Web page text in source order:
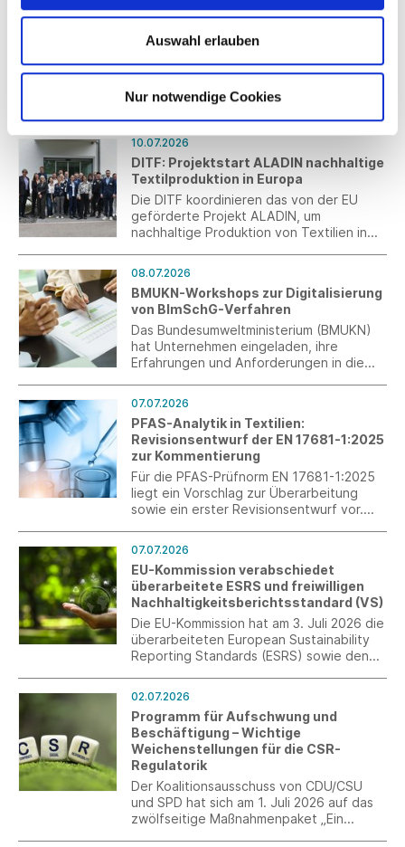
Auswahl erlauben
Nur notwendige Cookies
Frankreich veröffentlicht FAQ zur
Umsetzung des nationalen PFAS-
Verbots
Die französischen Behörden haben
Umsetzung des nationalen PFAS-Verbots
veröffentlicht. Die FAQ behandeln u. a.
den Anwendungsbereich, die
Grenzwerte, analytische Fragen,
Ausnahmen für Recyclingmaterialien
sowie den Umgang mit Lagerbeständen.
10.07.2026
DITF: Projektstart ALADIN nachhaltige
Textilproduktion in Europa
Die DITF koordinieren das von der EU
geförderte Projekt ALADIN, um
nachhaltige Produktion von Textilien in
08.07.2026
BMUKN-Workshops zur Digitalisierung
von BImSchG-Verfahren
Das Bundesumweltministerium (BMUKN)
hat Unternehmen eingeladen, ihre
Erfahrungen und Anforderungen in die
07.07.2026
PFAS-Analytik in Textilien:
Revisionsentwurf der EN 17681-1:2025
zur Kommentierung
Für die PFAS-Prüfnorm EN 17681-1:2025
liegt ein Vorschlag zur Überarbeitung
sowie ein erster Revisionsentwurf vor.
und praktische Erfahrungen in den
Normungsprozess einbringen.
Rückmeldungen sind bis zum 10. August
2026 möglich.
07.07.2026
EU-Kommission verabschiedet
überarbeitete ESRS und freiwilligen
Nachhaltigkeitsberichtsstandard (VS)
Die EU-Kommission hat am 3. Juli 2026 die
überarbeiteten European Sustainability
Reporting Standards (ESRS) sowie den
verabschiedet.
02.07.2026
Programm für Aufschwung und
Beschäftigung – Wichtige
Weichenstellungen für die CSR-
Regulatorik
Der Koalitionsausschuss von CDU/CSU
und SPD hat sich am 1. Juli 2026 auf das
zwölfseitige Maßnahmenpaket „Ein